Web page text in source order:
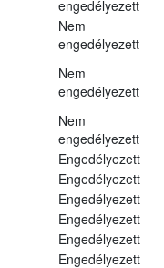
engedélyezett
Nem
engedélyezett
Nem
engedélyezett
Nem
engedélyezett
Engedélyezett
Engedélyezett
Engedélyezett
Engedélyezett
Engedélyezett
Engedélyezett